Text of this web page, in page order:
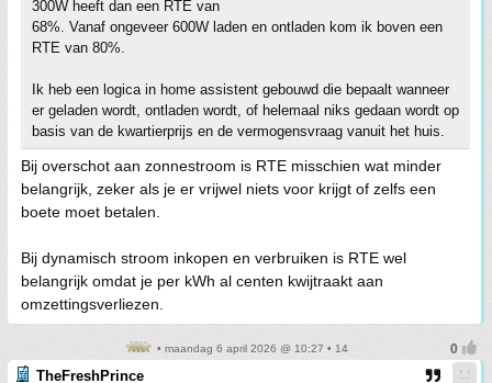
300W heeft dan een RTE van
68%. Vanaf ongeveer 600W laden en ontladen kom ik boven een
RTE van 80%.
Ik heb een logica in home assistent gebouwd die bepaalt wanneer
er geladen wordt, ontladen wordt, of helemaal niks gedaan wordt op
basis van de kwartierprijs en de vermogensvraag vanuit het huis.
Bij overschot aan zonnestroom is RTE misschien wat minder
belangrijk, zeker als je er vrijwel niets voor krijgt of zelfs een
boete moet betalen.
Bij dynamisch stroom inkopen en verbruiken is RTE wel
belangrijk omdat je per kWh al centen kwijtraakt aan
omzettingsverliezen.
• maandag 6 april 2026 @ 10:27 • 14
TheFreshPrince